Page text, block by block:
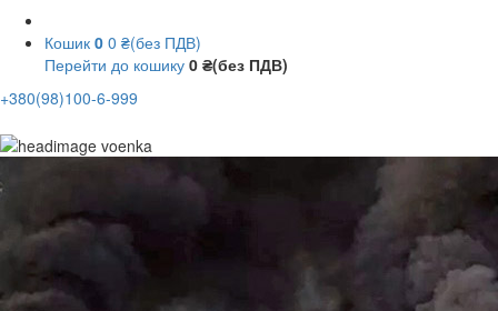
Кошик 0 0 ₴(без ПДВ)
Перейти до кошику 0 ₴(без ПДВ)
+380(98)100-6-999